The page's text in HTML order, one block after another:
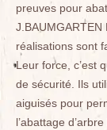
preuves pour
réalisations sont
Leur force, c’est
de sécurité. Ils
aiguisés pour
l’abattage